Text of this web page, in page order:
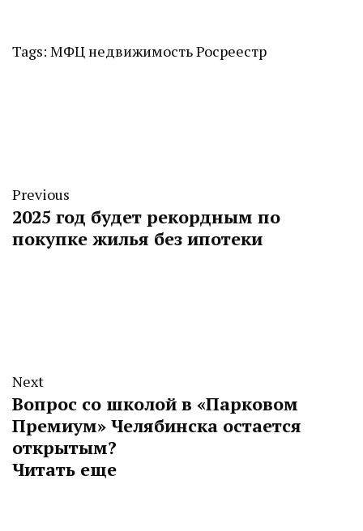
Tags: МФЦнедвижимостьРосреестр
Previous
2025 год будет рекордным по
покупке жилья без ипотеки
Next
Вопрос со школой в «Парковом
Премиум» Челябинска остается
открытым?
Читать еще